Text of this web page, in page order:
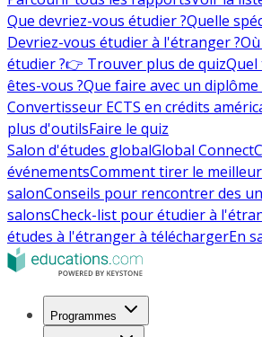
Que devriez-vous étudier ?Quelle
Devriez-vous étudier à l'étranger ?
étudier ?👉 Trouver plus de quiz
êtes-vous ?Que faire avec un
Convertisseur ECTS en crédits
plus d'outilsFaire le quiz
Salon d'études globalGlobal Connect
événementsComment tirer le
salonConseils pour rencontrer des
salonsCheck-list pour étudier à
études à l'étranger à téléchargerEn
Programmes